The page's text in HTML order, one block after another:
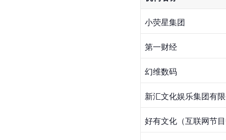
小荧星集团
第一财经
幻维数码
新汇文化娱乐集团有
好有文化（互联网节